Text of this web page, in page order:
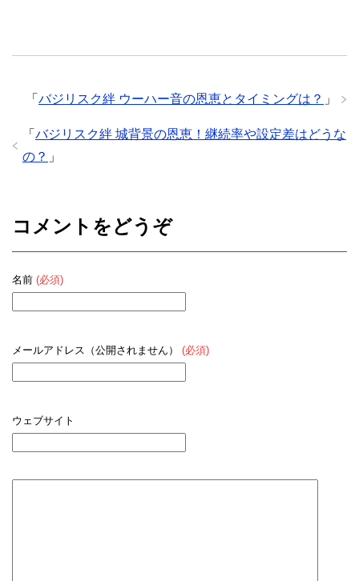
「 バジリスク絆 ウーハー音の恩恵とタイミングは？ 」
「 バジリスク絆 城背景の恩恵！継続率や設定差はどうな
の？ 」
コメントをどうぞ
名前 (必須)
メールアドレス（公開されません） (必須)
ウェブサイト